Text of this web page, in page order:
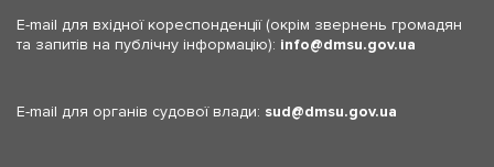
E-mail для вхідної кореспонденції (окрім звернень громадян
та запитів на публічну інформацію): info dmsu.gov.ua
E-mail для органів судової влади: sud dmsu.gov.ua